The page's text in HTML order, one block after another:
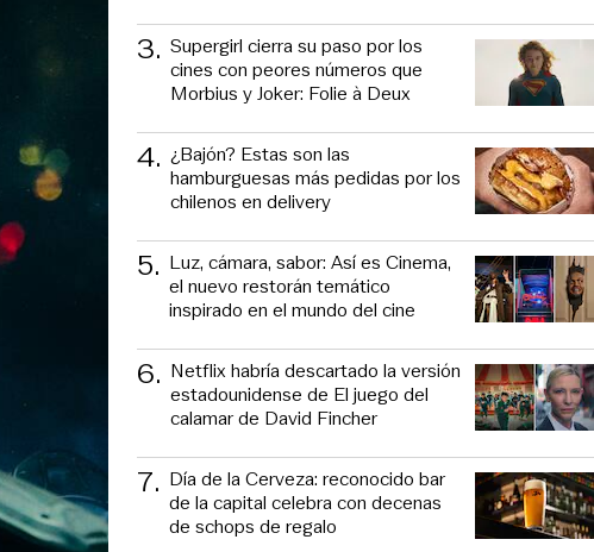
3. Supergirl cierra su paso por los
cines con peores números que
Morbius y Joker: Folie à Deux
4. ¿Bajón? Estas son las
hamburguesas más pedidas por los
chilenos en delivery
5. Luz, cámara, sabor: Así es Cinema,
el nuevo restorán temático
inspirado en el mundo del cine
6. Netflix habría descartado la versión
estadounidense de El juego del
calamar de David Fincher
7. Día de la Cerveza: reconocido bar
de la capital celebra con decenas
de schops de regalo